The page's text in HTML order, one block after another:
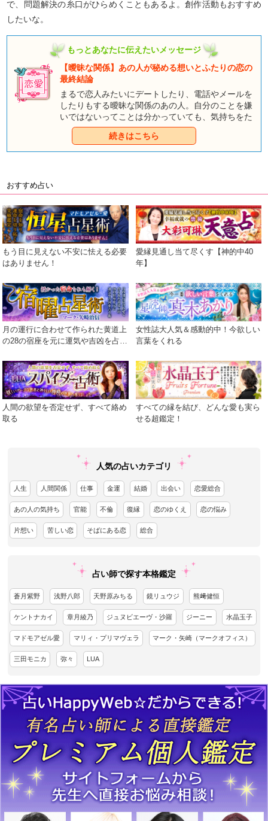
で、問題解決の糸口がひらめくこともあるよ。創作活動もおすすめ
したいな。
もっとあなたに伝えたいメッセージ
【曖昧な関係】あの人が秘める想いとふたりの恋の
最終結論
まるで恋人みたいにデートしたり、電話やメールを
したりもする曖昧な関係のあの人。自分のことを嫌
いではないってことは分かっていても、気持ちをた
しかめあったりしていないと、相手が本当のとこ
ろ、自分のことをどう想っているか不安になります
よね。だけど、いまさら「私たちってつきあってる
続きはこちら
おすすめ占い
もう目に見えない不安に怯える必要
はありません！
愛縁見通し当て尽くす【神的中40
年】
月の運行に合わせて作られた黄道上
の28の宿座を元に運気や吉凶を占う
女性誌大人気＆感動的中！今欲しい
言葉をくれる
人間の欲望を否定せず、すべて絡め
取る
すべての縁を結び、どんな愛も実ら
せる超鑑定！
人気の占いカテゴリ
人生 人間関係 仕事 金運 結婚 出会い 恋愛総合
あの人の気持ち 官能 不倫 復縁 恋のゆくえ 恋の悩み
片想い 苦しい恋 そばにある恋 総合
占い師で探す本格鑑定
蒼月紫野 浅野八郎 天野原みちる 鏡リュウジ 熊﨑健恒
ケントナカイ 章月綾乃 ジュヌビエーヴ・沙羅 ジーニー 水晶玉子
マドモアゼル愛 マリィ・プリマヴェラ マーク・矢崎（マークオフィス）
三田モニカ 弥々 LUA